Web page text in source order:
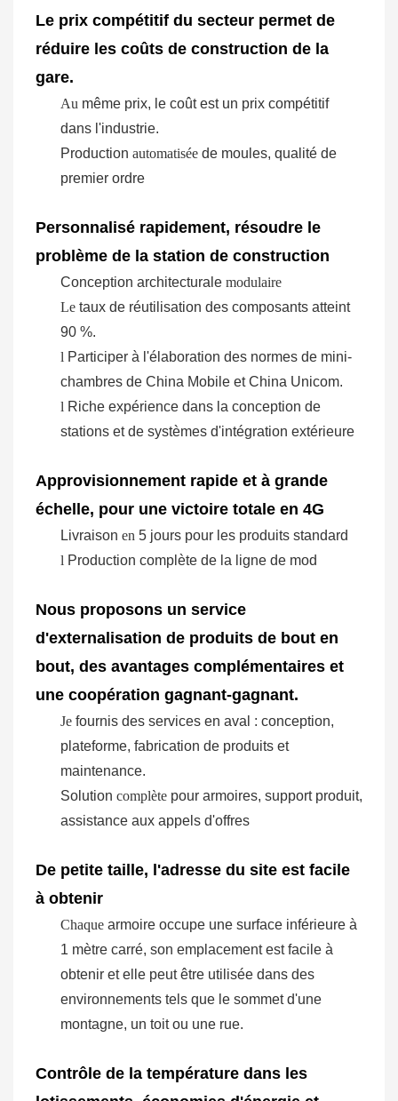
Le prix compétitif du secteur permet de
réduire les coûts de construction de la
gare.
Au même prix, le coût est un prix compétitif
dans l'industrie.
Production automatisée de moules, qualité de
premier ordre
Personnalisé rapidement, résoudre le
problème de la station de construction
Conception architecturale modulaire
Le taux de réutilisation des composants atteint
90 %.
l Participer à l'élaboration des normes de mini-
chambres de China Mobile et China Unicom.
l Riche expérience dans la conception de
stations et de systèmes d'intégration extérieure
Approvisionnement rapide et à grande
échelle, pour une victoire totale en 4G
Livraison en 5 jours pour les produits standard
l Production complète de la ligne de mod
Nous proposons un service
d'externalisation de produits de bout en
bout, des avantages complémentaires et
une coopération gagnant-gagnant.
Je fournis des services en aval : conception,
plateforme, fabrication de produits et
maintenance.
Solution complète pour armoires, support produit,
assistance aux appels d'offres
De petite taille, l'adresse du site est facile
à obtenir
Chaque armoire occupe une surface inférieure à
1 mètre carré, son emplacement est facile à
obtenir et elle peut être utilisée dans des
environnements tels que le sommet d'une
montagne, un toit ou une rue.
Contrôle de la température dans les